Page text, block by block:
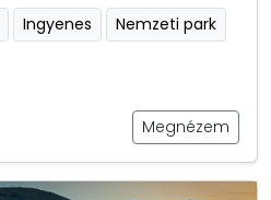
Ingyenes
Nemzeti park
Megnézem